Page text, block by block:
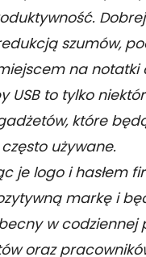
szumów,
na notatki
USB to tylko
które
używane.
je logo i hasłem
markę i
w codziennej
oraz